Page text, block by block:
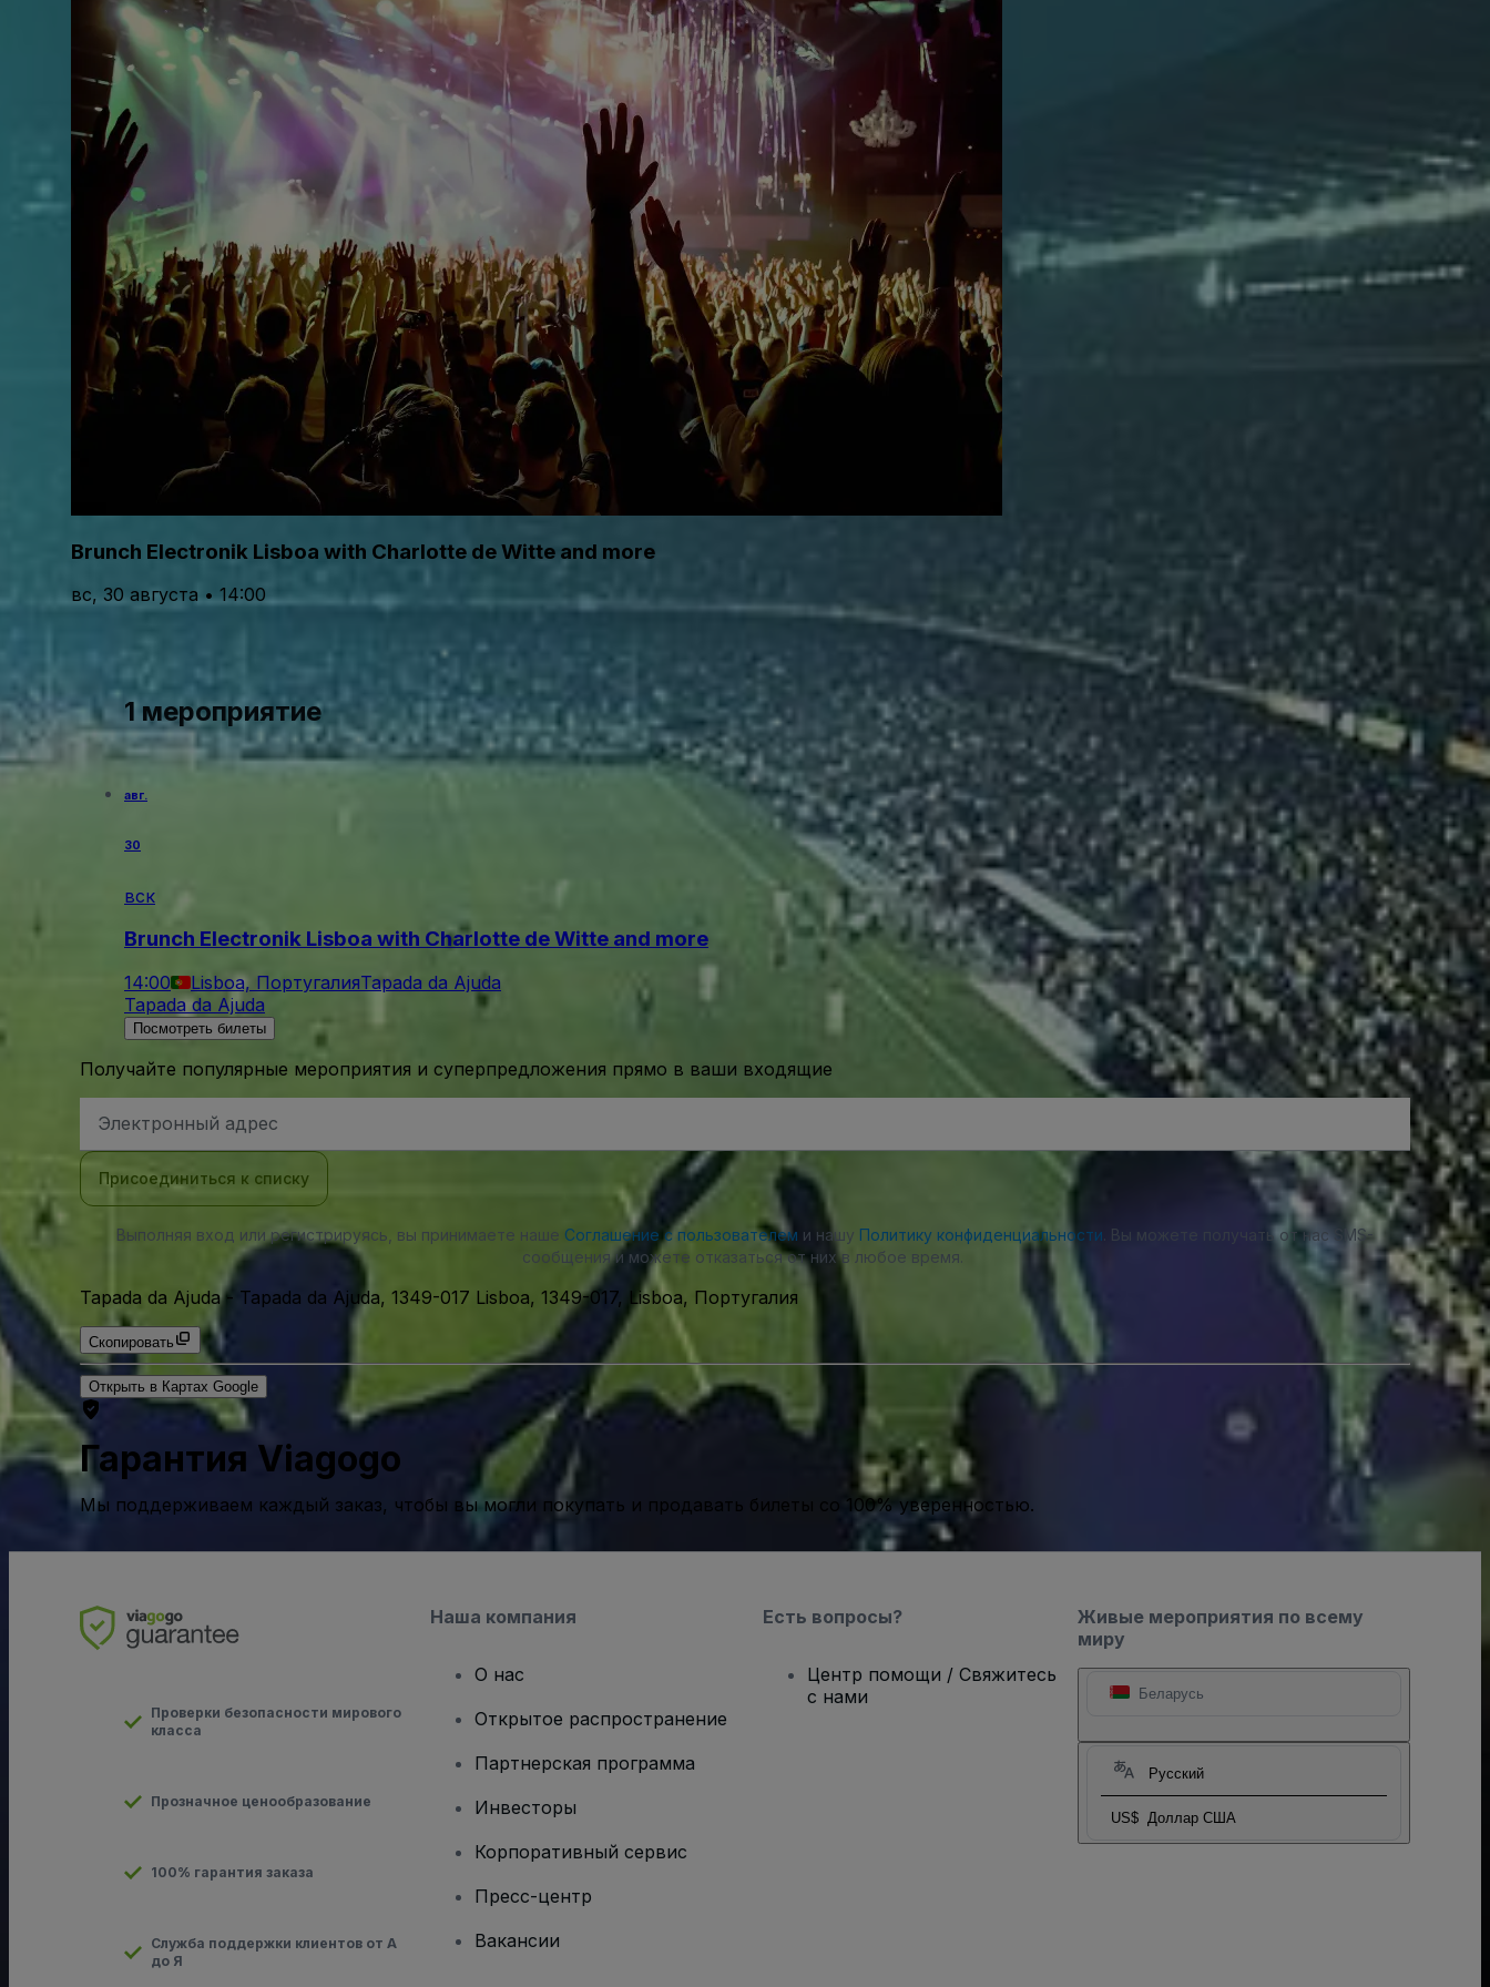
Brunch Electronik Lisboa with Charlotte de Witte and more
вс, 30 августа • 14:00
1 мероприятие
авг.
30
вск
Brunch Electronik Lisboa with Charlotte de Witte and more
14:00 Lisboa, ПортугалияTapada da Ajuda
Tapada da Ajuda
Посмотреть билеты
Получайте популярные мероприятия и суперпредложения прямо в ваши входящие
электронной
Присоединиться к списку
Выполняя вход или регистрируясь, вы принимаете наше Соглашение с пользователем и нашу Политику конфиденциальности . Вы можете получать от нас SMS-
сообщения и можете отказаться от них в любое время.
Tapada da Ajuda- Tapada da Ajuda, 1349-017 Lisboa, 1349-017, Lisboa, Португалия
Скопировать
Открыть в Картах Google
Гарантия Viagogo
Мы поддерживаем каждый заказ, чтобы вы могли покупать и продавать билеты со 100% уверенностью.
Живые мероприятия по всему
миру
Беларусь
Русский
US$ Доллар США
Проверки безопасности мирового
класса
Прозначное ценообразование
100% гарантия заказа
Служба поддержки клиентов от А
до Я
Наша компания
О нас
Открытое распространение
Партнерская программа
Инвесторы
Корпоративный сервис
Пресс-центр
Вакансии
Есть вопросы?
Центр помощи / Свяжитесь
с нами